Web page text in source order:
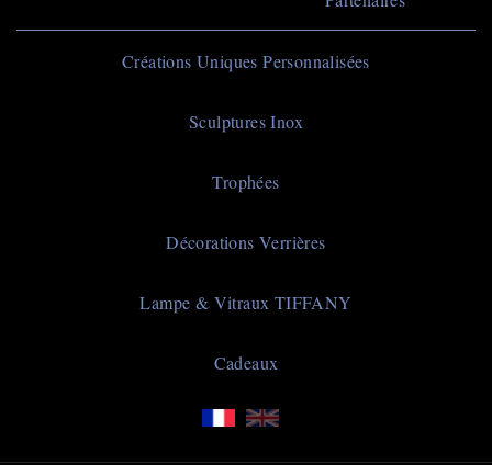
NavigationCréations Uniques Personnalisées
Sculptures Inox
Trophées
Décorations Verrières
Lampe & Vitraux TIFFANY
Cadeaux